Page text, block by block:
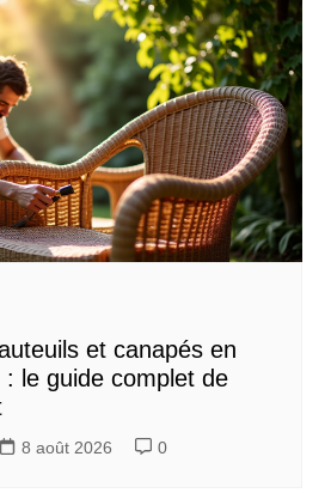
et canapés en
le guide complet de
8 août 2026 0